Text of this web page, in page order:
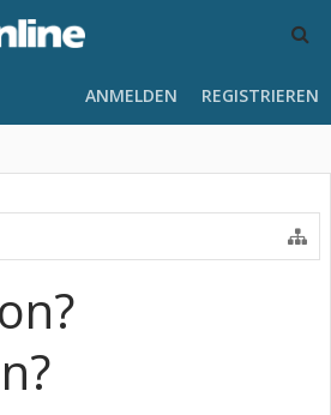
ANMELDEN REGISTRIEREN